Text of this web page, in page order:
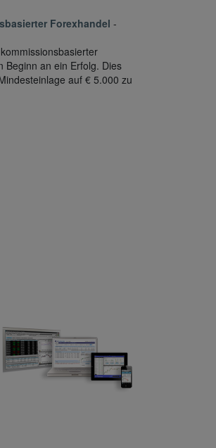
Forexhandel -
Beginn an ein Erfolg. Dies
auf € 5.000 zu